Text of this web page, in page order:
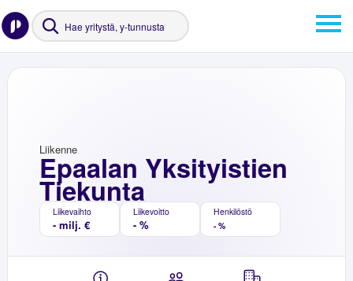
Epaalan Yksityistien
Tiekunta
Liikenne
Liikevaihto
- milj. €
Liikevoitto
- %
Henkilöstö
- %